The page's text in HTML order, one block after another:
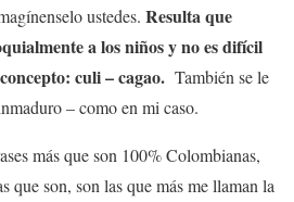
ustedes. Resulta que
a los niños y no es difícil
culi – cagao. También se le
– como en mi caso.
más que son 100% Colombianas,
que son, son las que más me llaman la